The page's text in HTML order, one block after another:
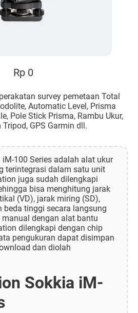
Rp 0
survey pemetaan Total
Automatic Level, Prisma
Pole Stick Prisma, Rambu Ukur,
GPS Garmin dll.
100 Series adalah alat ukur
terintegrasi dalam satu unit
juga sudah dilengkapi
bisa menghitung jarak
(VD), jarak miring (SD),
beda tinggi secara langsung
dengan alat bantu
dilengkapi dengan chip
pengukuran dapat disimpan
dan diolah
Sokkia iM-